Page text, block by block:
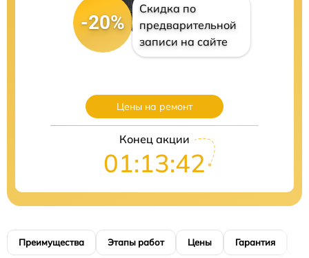
-20%
Скидка по
предварительной
записи на сайте
Цены на ремонт
Конец акции
01:13:41
Преимущества Этапы работ Цены Гарантия